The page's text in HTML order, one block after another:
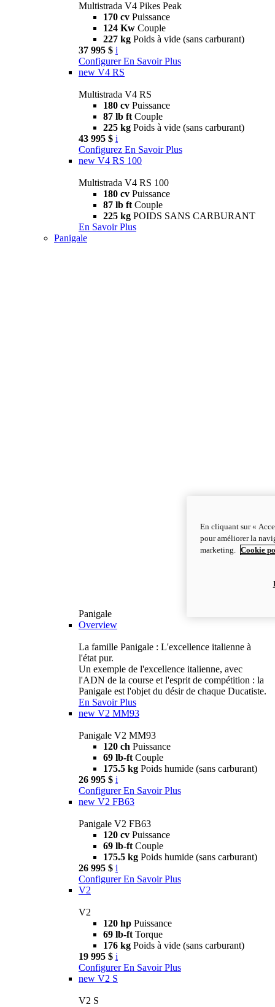
Multistrada V4 Pikes Peak
170 cv Puissance
124 Kw Couple
227 kg Poids à vide (sans carburant)
37 995 $ i
Configurer En Savoir Plus
new V4 RS
Multistrada V4 RS
180 cv Puissance
87 lb ft Couple
225 kg Poids à vide (sans carburant)
43 995 $ i
Configurez En Savoir Plus
new V4 RS 100
Multistrada V4 RS 100
180 cv Puissance
87 lb ft Couple
225 kg POIDS SANS CARBURANT
En Savoir Plus
Panigale
Panigale
Overview
La famille Panigale : L'excellence italienne à
l'état pur.
Un exemple de l'excellence italienne, avec
l'ADN de la course et l'esprit de compétition : la
Panigale est l'objet du désir de chaque Ducatiste.
En Savoir Plus
new V2 MM93
Panigale V2 MM93
120 ch Puissance
69 lb-ft Couple
175.5 kg Poids humide (sans carburant)
26 995 $ i
Configurer En Savoir Plus
new V2 FB63
Panigale V2 FB63
120 cv Puissance
69 lb-ft Couple
175.5 kg Poids humide (sans carburant)
26 995 $ i
Configurer En Savoir Plus
V2
V2
120 hp Puissance
69 lb-ft Torque
176 kg Poids à vide (sans carburant)
19 995 $ i
Configurer En Savoir Plus
new V2 S
V2 S
En cliquant sur «
pour améliorer la
marketing.
Cookie